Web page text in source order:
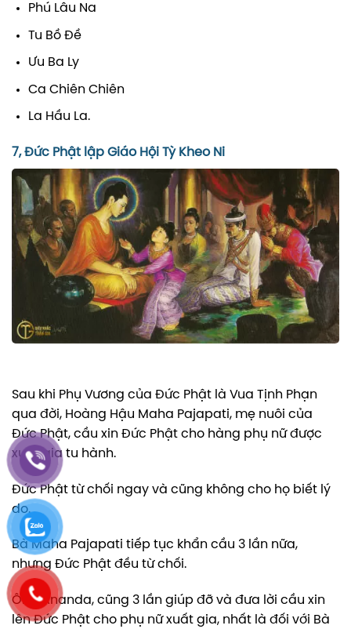
Phú Lâu Na
Tu Bồ Đề
Ưu Ba Ly
Ca Chiên Chiên
La Hầu La.
7, Đức Phật lập Giáo Hội Tỳ Kheo Ni
Sau khi Phụ Vương của Đức Phật là Vua Tịnh Phạn
qua đời, Hoàng Hậu Maha Pajapati, mẹ nuôi của
Đức Phật, cầu xin Đức Phật cho hàng phụ nữ được
xuất gia tu hành.
Đức Phật từ chối ngay và cũng không cho họ biết lý
do.
Bà Maha Pajapati tiếp tục khẩn cầu 3 lần nữa,
nhưng Đức Phật đều từ chối.
Ông Ananda, cũng 3 lần giúp đỡ và đưa lời cầu xin
lên Đức Phật cho phụ nữ xuất gia, nhất là đối với Bà